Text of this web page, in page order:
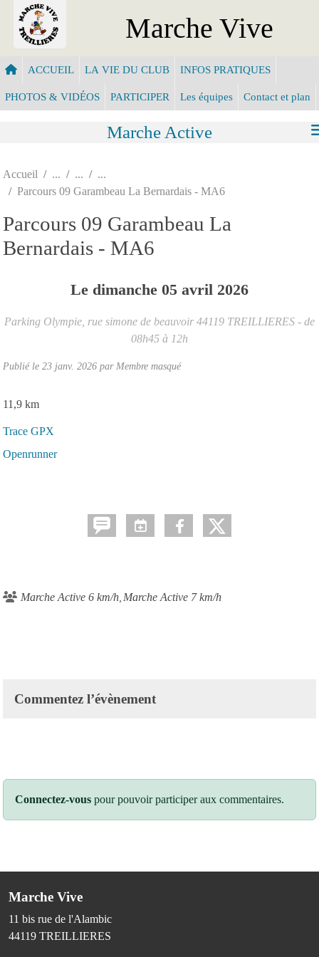
Marche Vive
ACCUEIL LA VIE DU CLUB INFOS PRATIQUES
PHOTOS & VIDÉOS PARTICIPER Les équipes Contact et plan
Marche Active
Accueil
Parcours 09 Garambeau La Bernardais - MA6
Parcours 09 Garambeau La
Bernardais - MA6
Le dimanche 05 avril 2026
Parking Olympie, rue simone de beauvoir 44119 TREILLIERES - de
08h45 à 12h
Publié le 23 janv. 2026 par Membre masqué
11,9 km
Trace GPX
Openrunner
Marche Active 6 km/h Marche Active 7 km/h
Commentez l’évènement
Connectez-vous pour pouvoir participer aux commentaires.
Marche Vive
11 bis rue de l'Alambic
44119 TREILLIERES
Panneau de gestion des cookies